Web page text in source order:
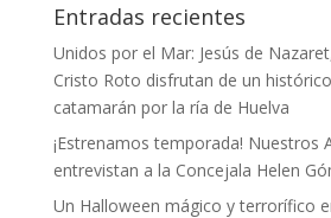
Entradas recientes
Unidos por el Mar: Jesús de
Cristo Roto disfrutan de un
catamarán por la ría de Huelva
¡Estrenamos temporada! Nuestros
entrevistan a la Concejala Helen
Un Halloween mágico y terrorífico